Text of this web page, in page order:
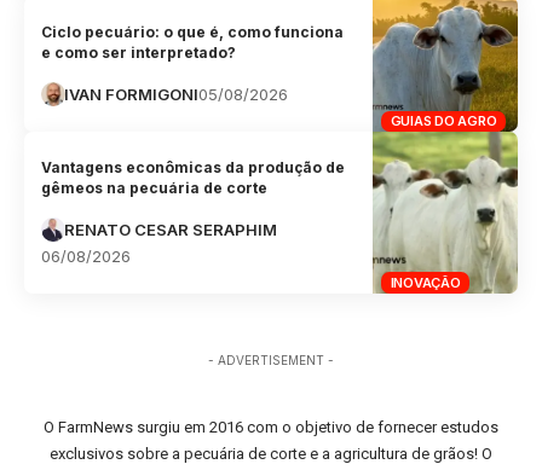
GUIAS DO AGRO
Ciclo pecuário: o que é, como funciona
e como ser interpretado?
IVAN FORMIGONI05/08/2026
INOVAÇÃO
Vantagens econômicas da produção de
gêmeos na pecuária de corte
RENATO CESAR SERAPHIM
06/08/2026
- ADVERTISEMENT -
O FarmNews surgiu em 2016 com o objetivo de fornecer estudos
exclusivos sobre a pecuária de corte e a agricultura de grãos! O